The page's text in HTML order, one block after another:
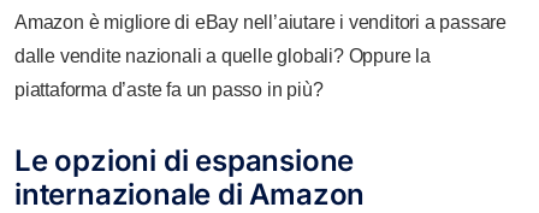
Amazon è migliore di eBay nell’aiutare i venditori a passare
dalle vendite nazionali a quelle globali? Oppure la
piattaforma d’aste fa un passo in più?
Le opzioni di espansione
internazionale di Amazon